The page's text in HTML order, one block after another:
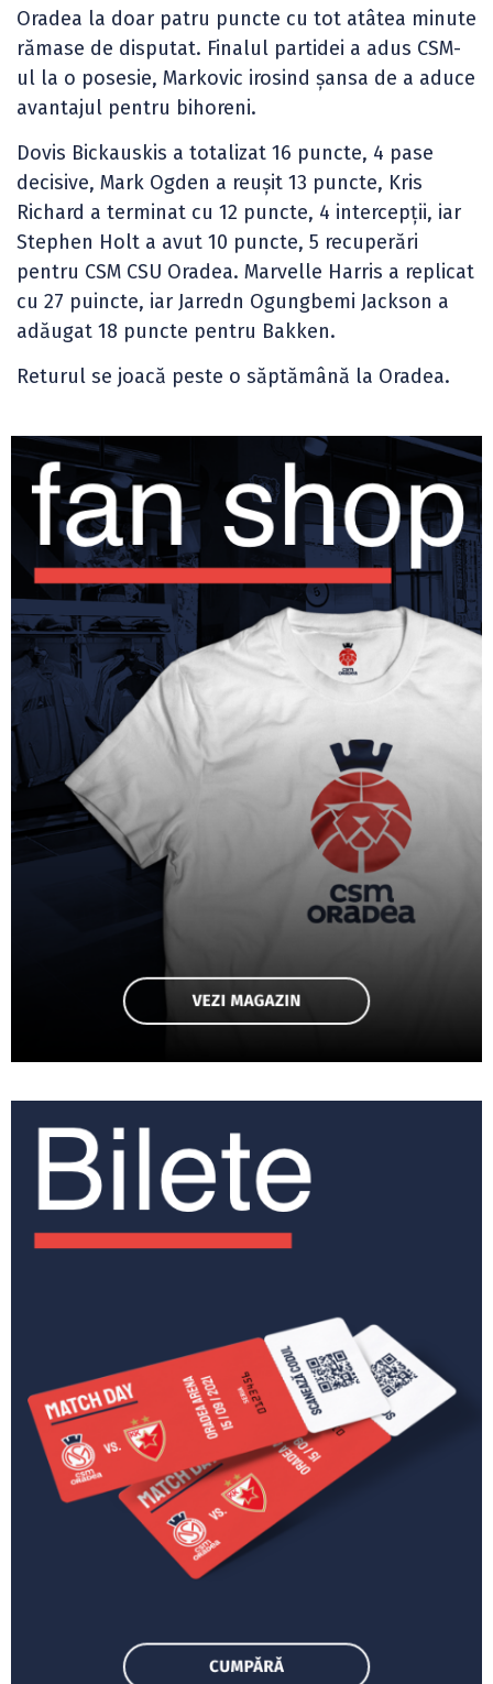
Oradea la doar patru puncte cu tot atâtea minute
rămase de disputat. Finalul partidei a adus CSM-
ul la o posesie, Markovic irosind șansa de a aduce
avantajul pentru bihoreni.
Dovis Bickauskis a totalizat 16 puncte, 4 pase
decisive, Mark Ogden a reușit 13 puncte, Kris
Richard a terminat cu 12 puncte, 4 intercepții, iar
Stephen Holt a avut 10 puncte, 5 recuperări
pentru CSM CSU Oradea. Marvelle Harris a replicat
cu 27 puincte, iar Jarredn Ogungbemi Jackson a
adăugat 18 puncte pentru Bakken.
Returul se joacă peste o săptămână la Oradea.